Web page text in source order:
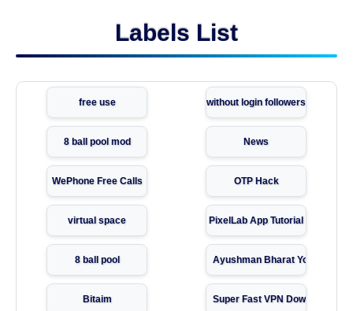
Labels List
free use without login followers
8 ball pool mod News
WePhone Free Calls OTP Hack
virtual space PixelLab App Tutorial
8 ball pool Ayushman Bharat Yojana
Bitaim Super Fast VPN Download